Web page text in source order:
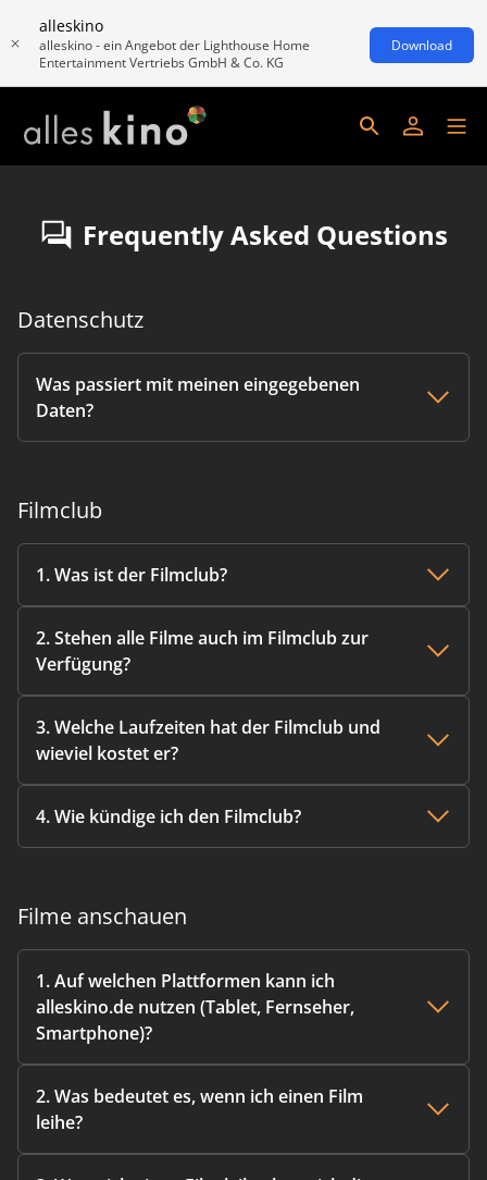
alleskino
alleskino - ein Angebot der Lighthouse Home
Entertainment Vertriebs GmbH & Co. KG
Download
Frequently Asked Questions
Datenschutz
Was passiert mit meinen eingegebenen
Daten?
Filmclub
1. Was ist der Filmclub?
2. Stehen alle Filme auch im Filmclub zur
Verfügung?
3. Welche Laufzeiten hat der Filmclub und
wieviel kostet er?
4. Wie kündige ich den Filmclub?
Filme anschauen
1. Auf welchen Plattformen kann ich
alleskino.de nutzen (Tablet, Fernseher,
Smartphone)?
2. Was bedeutet es, wenn ich einen Film
leihe?